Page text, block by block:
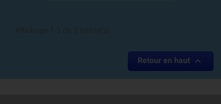
Retour en haut 